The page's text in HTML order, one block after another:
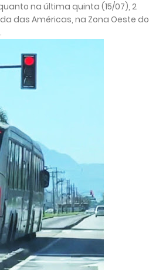
na última quinta (15/07), 2
das Américas, na Zona Oeste do